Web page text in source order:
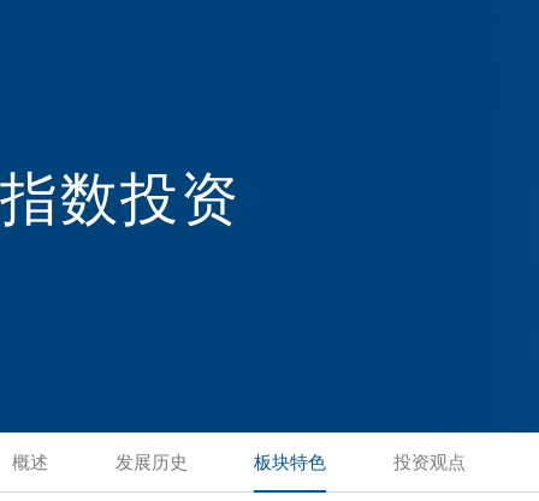
指数投资
概述 发展历史 板块特色 投资观点